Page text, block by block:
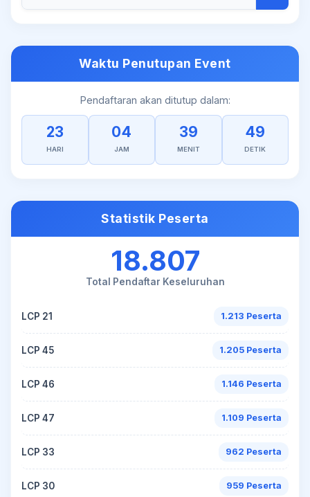
Waktu Penutupan Event
Pendaftaran akan ditutup dalam:
23
HARI
04
JAM
39
MENIT
49
DETIK
Statistik Peserta
18.807
Total Pendaftar Keseluruhan
LCP 21 1.213 Peserta
LCP 45 1.205 Peserta
LCP 46 1.146 Peserta
LCP 47 1.109 Peserta
LCP 33 962 Peserta
LCP 30 959 Peserta